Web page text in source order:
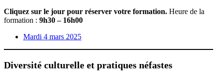
Cliquez sur le jour pour réserver votre formation. Heure de la
formation : 9h30 – 16h00
Mardi 4 mars 2025
Diversité culturelle et pratiques néfastes